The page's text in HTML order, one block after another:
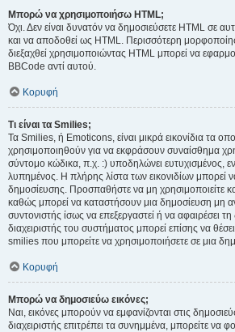
Μπορώ να χρησιμοποιήσω HTML;
Όχι. Δεν είναι δυνατόν να δημοσιεύσετε HTML σε
και να αποδοθεί ως HTML. Περισσότερη
διεξαχθεί χρησιμοποιώντας HTML μπορεί να
BBCode αντί αυτού.
Κορυφή
Τι είναι τα Smilies;
Τα Smilies, ή Emoticons, είναι μικρά εικονίδια τα
χρησιμοποιηθούν για να εκφράσουν συναίσθημα
σύντομο κώδικα, π.χ. :) υποδηλώνει ευτυχισμένος,
λυπημένος. Η πλήρης λίστα των εικονιδίων μπορεί
δημοσίευσης. Προσπαθήστε να μη χρησιμοποιείτε
καθώς μπορεί να καταστήσουν μια δημοσίευση μη
συντονιστής ίσως να επεξεργαστεί ή να αφαιρέσει
διαχειριστής του συστήματος μπορεί επίσης να
smilies που μπορείτε να χρησιμοποιήσετε σε μια
Κορυφή
Μπορώ να δημοσιεύω εικόνες;
Ναι, εικόνες μπορούν να εμφανίζονται στις
διαχειριστής επιτρέπει τα συνημμένα, μπορείτε να